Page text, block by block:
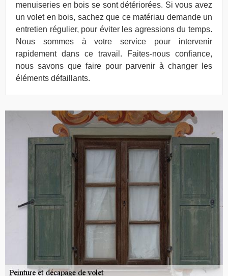
menuiseries en bois se sont détériorées. Si vous avez
un volet en bois, sachez que ce matériau demande un
entretien régulier, pour éviter les agressions du temps.
Nous sommes à votre service pour intervenir
rapidement dans ce travail. Faites-nous confiance,
nous savons que faire pour parvenir à changer les
éléments défaillants.